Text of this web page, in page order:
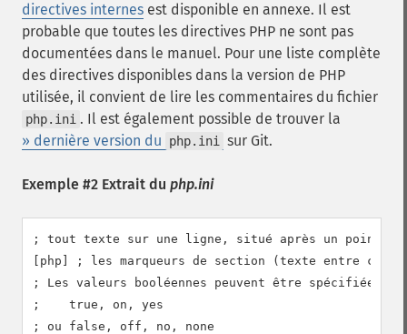
directives internes est disponible en annexe. Il est
probable que toutes les directives PHP ne sont pas
documentées dans le manuel. Pour une liste complète
des directives disponibles dans la version de PHP
utilisée, il convient de lire les commentaires du fichier
php.ini . Il est également possible de trouver la
» dernière version du
php.ini sur Git.
Exemple #2 Extrait du php.ini
; tout texte sur une ligne, situé après un point-
[php] ; les marqueurs de section (texte entre
; Les valeurs booléennes peuvent être spécifiées
;    true, on, yes
; ou false, off, no, none